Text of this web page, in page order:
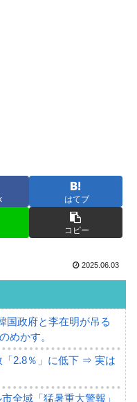
はてブ
コピー
2025.06.03
国政府と李在明が吊る
めかす。
「2.8％」に低下 ⇒ 実は
全域「猛暑重大警報」